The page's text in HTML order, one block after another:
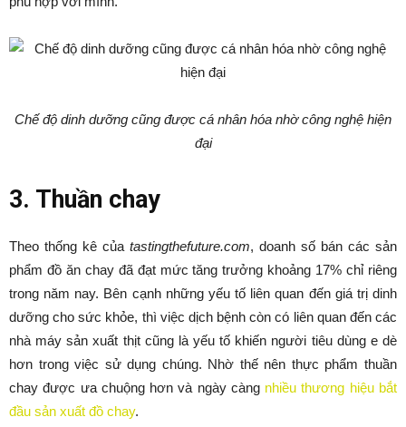
Chế độ dinh dưỡng cũng được cá nhân hóa nhờ công nghệ hiện
đại
3. Thuần chay
Theo thống kê của tastingthefuture.com, doanh số bán các sản
phẩm đồ ăn chay đã đạt mức tăng trưởng khoảng 17% chỉ riêng
trong năm nay. Bên cạnh những yếu tố liên quan đến giá trị dinh
dưỡng cho sức khỏe, thì việc dịch bệnh còn có liên quan đến các
nhà máy sản xuất thịt cũng là yếu tố khiến người tiêu dùng e dè
hơn trong việc sử dụng chúng. Nhờ thế nên thực phẩm thuần
chay được ưa chuộng hơn và ngày càng nhiều thương hiệu bắt
đầu sản xuất đồ chay.